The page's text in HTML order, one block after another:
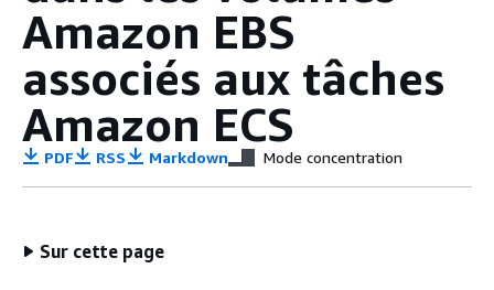
Amazon EBS
associés aux tâches
Amazon ECS
PDF RSS Markdown Mode concentration
Sur cette page